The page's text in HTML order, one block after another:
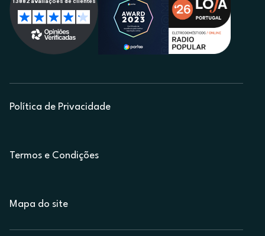
Política de Privacidade
Termos e Condições
Mapa do site